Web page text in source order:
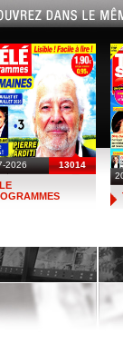
2026 13014